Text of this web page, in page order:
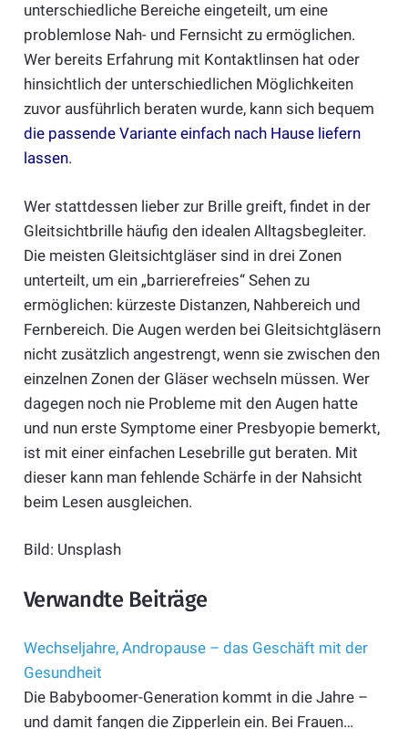
unterschiedliche Bereiche eingeteilt, um eine
problemlose Nah- und Fernsicht zu ermöglichen.
Wer bereits Erfahrung mit Kontaktlinsen hat oder
hinsichtlich der unterschiedlichen Möglichkeiten
zuvor ausführlich beraten wurde, kann sich bequem
die passende Variante einfach nach Hause liefern
lassen.
Wer stattdessen lieber zur Brille greift, findet in der
Gleitsichtbrille häufig den idealen Alltagsbegleiter.
Die meisten Gleitsichtgläser sind in drei Zonen
unterteilt, um ein „barrierefreies“ Sehen zu
ermöglichen: kürzeste Distanzen, Nahbereich und
Fernbereich. Die Augen werden bei Gleitsichtgläsern
nicht zusätzlich angestrengt, wenn sie zwischen den
einzelnen Zonen der Gläser wechseln müssen. Wer
dagegen noch nie Probleme mit den Augen hatte
und nun erste Symptome einer Presbyopie bemerkt,
ist mit einer einfachen Lesebrille gut beraten. Mit
dieser kann man fehlende Schärfe in der Nahsicht
beim Lesen ausgleichen.
Bild: Unsplash
Verwandte Beiträge
Wechseljahre, Andropause – das Geschäft mit der
Gesundheit
Die Babyboomer-Generation kommt in die Jahre –
und damit fangen die Zipperlein ein. Bei Frauen…